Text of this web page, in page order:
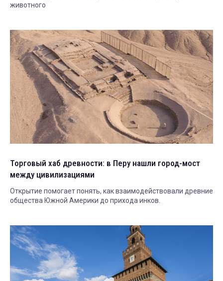
животного
Торговый хаб древности: в Перу нашли город-мост
между цивилизациями
Открытие помогает понять, как взаимодействовали древние
общества Южной Америки до прихода инков.